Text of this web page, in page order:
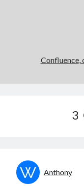
Confluence,
3
Anthony